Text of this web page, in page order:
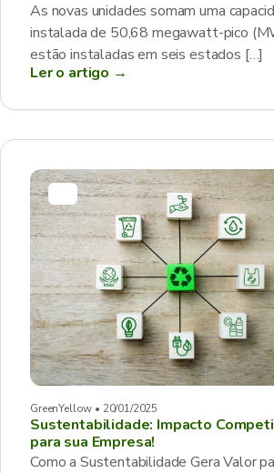
As novas unidades somam uma
instalada de 50,68 megawatt-pico
estão instaladas em seis estados […]
Ler o artigo →
GreenYellow • 20/01/2025
Sustentabilidade: Impacto
para sua Empresa!
Como a Sustentabilidade Gera Valor